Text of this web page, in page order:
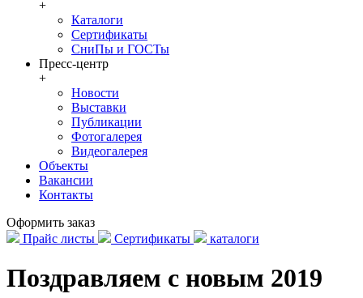
+
Каталоги
Сертификаты
СниПы и ГОСТы
Пресс-центр
+
Новости
Выставки
Публикации
Фотогалерея
Видеогалерея
Объекты
Вакансии
Контакты
Оформить заказ
Прайс листы
Сертификаты каталоги
Поздравляем с новым 2019